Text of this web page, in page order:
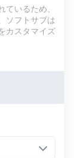
いるため、
ソフトサブは
カスタマイズ